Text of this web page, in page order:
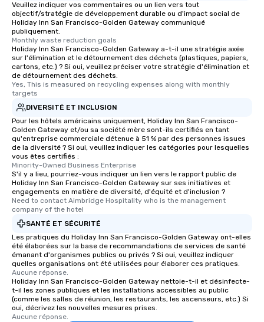
Veuillez indiquer vos commentaires ou un lien vers tout
objectif/stratégie de développement durable ou d'impact social de
Holiday Inn San Francisco-Golden Gateway communiqué
publiquement.
Monthly waste reduction goals
Holiday Inn San Francisco-Golden Gateway a-t-il une stratégie axée
sur l'élimination et le détournement des déchets (plastiques, papiers,
cartons, etc.) ? Si oui, veuillez préciser votre stratégie d'élimination et
de détournement des déchets.
Yes, This is measured on recycling expenses along with monthly
targets
DIVERSITÉ ET INCLUSION
Pour les hôtels américains uniquement, Holiday Inn San Francisco-
Golden Gateway et/ou sa société mère sont-ils certifiés en tant
qu'entreprise commerciale détenue à 51 % par des personnes issues
de la diversité ? Si oui, veuillez indiquer les catégories pour lesquelles
vous êtes certifiés :
Minority-Owned Business Enterprise
S'il y a lieu, pourriez-vous indiquer un lien vers le rapport public de
Holiday Inn San Francisco-Golden Gateway sur ses initiatives et
engagements en matière de diversité, d'équité et d'inclusion ?
Need to contact Aimbridge Hospitality who is the management
company of the hotel
SANTÉ ET SÉCURITÉ
Les pratiques du Holiday Inn San Francisco-Golden Gateway ont-elles
été élaborées sur la base de recommandations de services de santé
émanant d'organismes publics ou privés ? Si oui, veuillez indiquer
quelles organisations ont été utilisées pour élaborer ces pratiques.
Aucune réponse.
Holiday Inn San Francisco-Golden Gateway nettoie-t-il et désinfecte-
t-il les zones publiques et les installations accessibles au public
(comme les salles de réunion, les restaurants, les ascenseurs, etc.) Si
oui, décrivez les nouvelles mesures prises.
Aucune réponse.